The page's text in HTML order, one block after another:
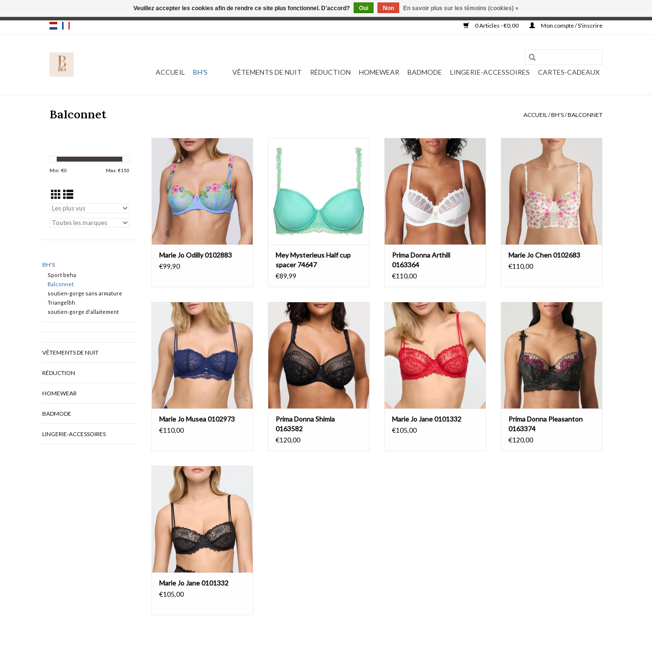
0 Articles - €0,00 Mon compte / S'inscrire
ACCUEIL BH'S VÊTEMENTS DE NUIT RÉDUCTION HOMEWEAR BADMODE LINGERIE-ACCESSOIRES CARTES-CADEAUX
Balconnet ACCUEIL/BH'S/BALCONNET
Min: €0 Max: €150
BH'S
Sport beha
Balconnet
soutien-gorge sans armature
Triangelbh
soutien-gorge d'allaitement
VÊTEMENTS DE NUIT
RÉDUCTION
HOMEWEAR
BADMODE
LINGERIE-ACCESSOIRES
Marie Jo Odilly 0102883
AJOUTER AU PANIER
Marie Jo Odilly 0102883
€99,90
Mey Mysterieus Half cup
spacer 74647
€89,99
Prima Donna Arthill 0163364
AJOUTER AU PANIER
Prima Donna Arthill
0163364
€110,00
Marie Jo Chen 0102683
AJOUTER AU PANIER
Marie Jo Chen 0102683
€110,00
Marie Jo Musea 0102973
AJOUTER AU PANIER
Marie Jo Musea 0102973
€110,00
Prima Donna Shimla 0163582
Prima Donna Shimla
0163582
€120,00
Marie Jo Jane 0101332
AJOUTER AU PANIER
Marie Jo Jane 0101332
€105,00
Prima Donna Pleasanton 0163374
AJOUTER AU PANIER
Prima Donna Pleasanton
0163374
€120,00
Marie Jo Jane 0101332
AJOUTER AU PANIER
Marie Jo Jane 0101332
€105,00
Veuillez accepter les cookies afin de rendre ce site plus fonctionnel. D'accord? Oui Non En savoir plus sur les témoins (cookies) »
Cette boutique est en construction. Toute commande passée ne sera ni traitée, ni complétée.